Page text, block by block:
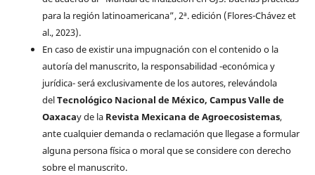
para la región latinoamericana”, 2ª. edición (Flores-Chávez et
al., 2023).
En caso de existir una impugnación con el contenido o la
autoría del manuscrito, la responsabilidad -económica y
jurídica- será exclusivamente de los autores, relevándola
delTecnológico Nacional de México, Campus Valle de
Oaxacay de la Revista Mexicana de Agroecosistemas,
ante cualquier demanda o reclamación que llegase a formular
alguna persona física o moral que se considere con derecho
sobre el manuscrito.